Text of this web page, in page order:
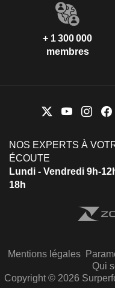
+ 1 300 000
membres
NOS EXPERTS À
ÉCOUTE
Lundi - Vendredi 9h-
18h
Mentions légales
Qui
Copyright © 2026